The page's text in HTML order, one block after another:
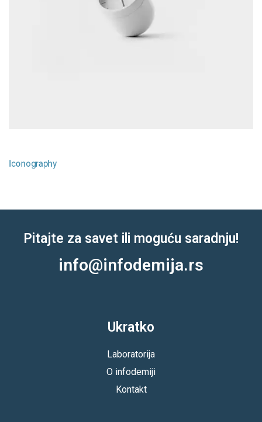
Iconography
Pitajte za savet ili moguću saradnju!
info@infodemija.rs
Ukratko
Laboratorija
O infodemiji
Kontakt